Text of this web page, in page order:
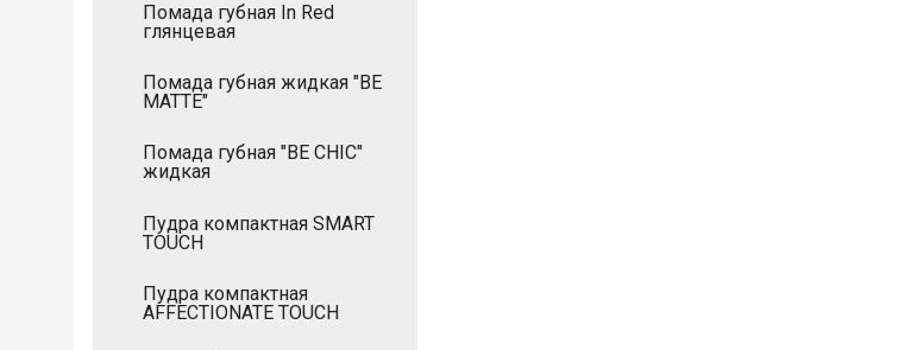
Помада губная In Red
глянцевая
Помада губная жидкая "BE
MATTE"
Помада губная "BE CHIC"
жидкая
Пудра компактная SMART
TOUCH
Пудра компактная
AFFECTIONATE TOUCH